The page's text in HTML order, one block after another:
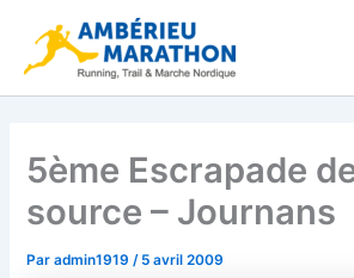
contenu
5ème Escrapade
source – Journans
Paradmin1919/ 5 avril 2009